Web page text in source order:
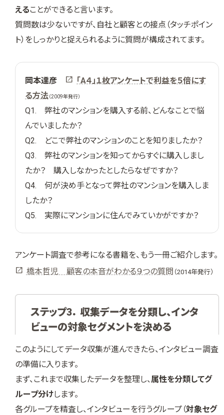
えることができると言います。
質問数は少ないですが、自社と顧客との接点（タッチポイン
ト）をしっかりと捉えられるように質問が構成されてます。
岡本達彦
「A４」１枚アンケートで利益を５倍にす
る方法（2009年発行）
Q1. 弊社のマンションを購入する前、どんなことで悩
んでいましたか？
Q2. どこで弊社のマンションのことを知りましたか？
Q3. 弊社のマンションを知ってからすぐに購入しまし
たか？ 購入しなかったとしたらなぜですか？
Q4. 何が決め手となって弊社のマンションを購入しま
したか？
Q5. 実際にマンションに住んでみていかがですか？
アンケート調査で参考になる書籍を、もう一冊ご紹介します。
橋本哲児 顧客の本音がわかる９つの質問 （2014年発行）
ステップ3． 収集データを分類し、インタ
ビューの対象セグメントを決める
このようにしてデータ収集が進んできたら、インタビュー調査
の準備に入ります。
まず、これまで収集したデータを整理し、属性を分類してグ
ループ分けします。
各グループを精査し、インタビューを行うグループ（対象セグ